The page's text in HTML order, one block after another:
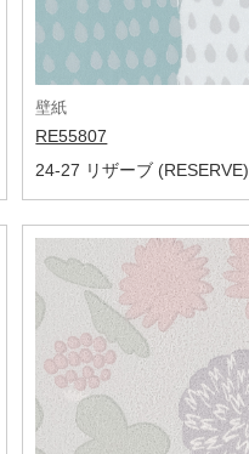
壁紙
RE55807
24-27 リザーブ (RESERVE)